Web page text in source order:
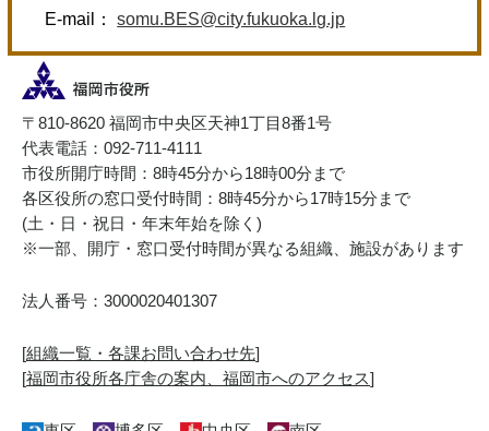
E-mail：somu.BES@city.fukuoka.lg.jp
〒810-8620 福岡市中央区天神1丁目8番1号
代表電話：092-711-4111
市役所開庁時間：8時45分から18時00分まで
各区役所の窓口受付時間：8時45分から17時15分まで
(土・日・祝日・年末年始を除く)
※一部、開庁・窓口受付時間が異なる組織、施設があります
法人番号：3000020401307
[組織一覧・各課お問い合わせ先]
[福岡市役所各庁舎の案内、福岡市へのアクセス]